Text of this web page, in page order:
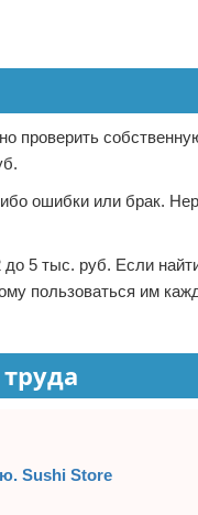
проверить
ошибки или брак.
5 тыс. руб. Если
пользоваться им
Sushi Store